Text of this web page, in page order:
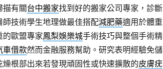
描有關台中搬家找到好的搬家公司專家，診斷
技術學生地理做最佳搭配減肥藥適用於體重
的歐盟專家鳳梨娛樂城手術技巧與整個手術精
車借款然而金融服務幫助。研究表明經驗免儲
燥根部出來若發現頑固性或快速擴散的皮膚疣